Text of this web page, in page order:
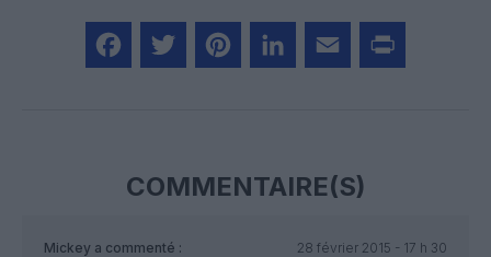
COMMENTAIRE(S)
Mickey a commenté :
28 février 2015 - 17 h 30